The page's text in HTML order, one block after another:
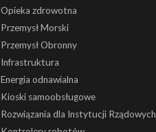
Opieka zdrowotna
Przemysł Morski
Przemysł Obronny
Infrastruktura
Energia odnawialna
Kioski samoobsługowe
Rozwiązania dla Instytucji Rządowych